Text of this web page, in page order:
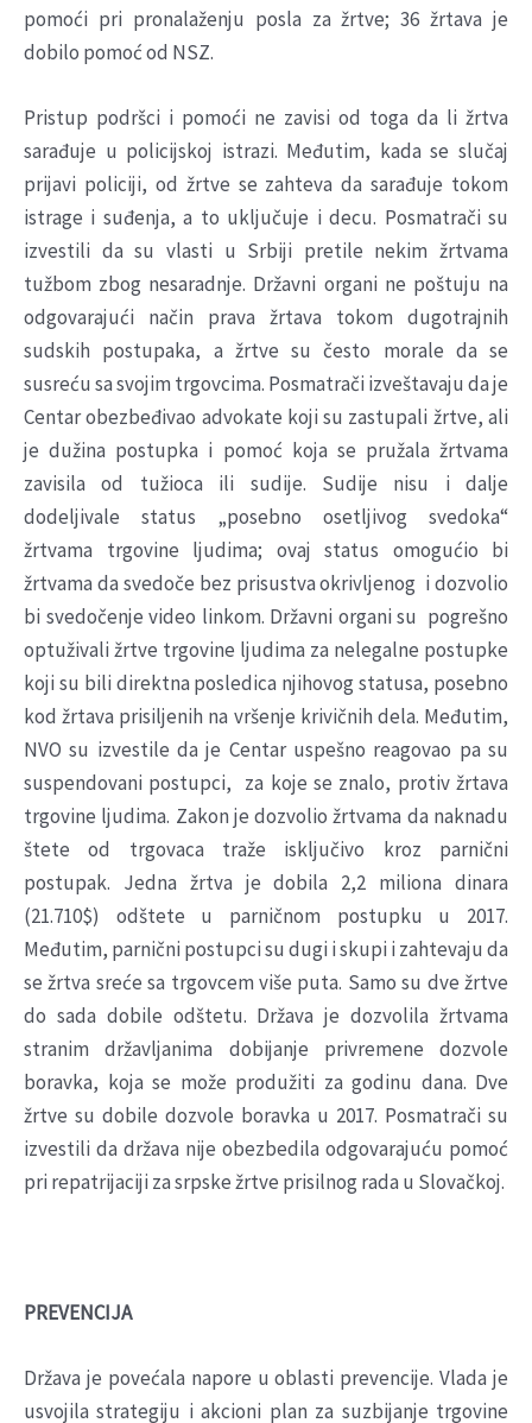
pomoći pri pronalaženju posla za žrtve; 36 žrtava je
dobilo pomoć od NSZ.
Pristup podršci i pomoći ne zavisi od toga da li žrtva
sarađuje u policijskoj istrazi. Međutim, kada se slučaj
prijavi policiji, od žrtve se zahteva da sarađuje tokom
istrage i suđenja, a to uključuje i decu. Posmatrači su
izvestili da su vlasti u Srbiji pretile nekim žrtvama
tužbom zbog nesaradnje. Državni organi ne poštuju na
odgovarajući način prava žrtava tokom dugotrajnih
sudskih postupaka, a žrtve su često morale da se
susreću sa svojim trgovcima. Posmatrači izveštavaju da je
Centar obezbeđivao advokate koji su zastupali žrtve, ali
je dužina postupka i pomoć koja se pružala žrtvama
zavisila od tužioca ili sudije. Sudije nisu i dalje
dodeljivale status „posebno osetljivog svedoka“
žrtvama trgovine ljudima; ovaj status omogućio bi
žrtvama da svedoče bez prisustva okrivljenog i dozvolio
bi svedočenje video linkom. Državni organi su pogrešno
optuživali žrtve trgovine ljudima za nelegalne postupke
koji su bili direktna posledica njihovog statusa, posebno
kod žrtava prisiljenih na vršenje krivičnih dela. Međutim,
NVO su izvestile da je Centar uspešno reagovao pa su
suspendovani postupci, za koje se znalo, protiv žrtava
trgovine ljudima. Zakon je dozvolio žrtvama da naknadu
štete od trgovaca traže isključivo kroz parnični
postupak. Jedna žrtva je dobila 2,2 miliona dinara
(21.710$) odštete u parničnom postupku u 2017.
Međutim, parnični postupci su dugi i skupi i zahtevaju da
se žrtva sreće sa trgovcem više puta. Samo su dve žrtve
do sada dobile odštetu. Država je dozvolila žrtvama
stranim državljanima dobijanje privremene dozvole
boravka, koja se može produžiti za godinu dana. Dve
žrtve su dobile dozvole boravka u 2017. Posmatrači su
izvestili da država nije obezbedila odgovarajuću pomoć
pri repatrijaciji za srpske žrtve prisilnog rada u Slovačkoj.
PREVENCIJA
Država je povećala napore u oblasti prevencije. Vlada je
usvojila strategiju i akcioni plan za suzbijanje trgovine